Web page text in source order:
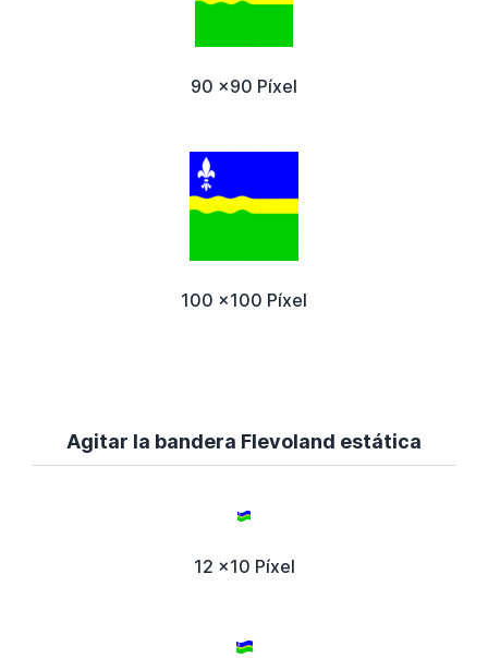
90 x90 Píxel
100 x100 Píxel
Agitar la bandera Flevoland estática
12 x10 Píxel